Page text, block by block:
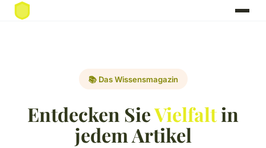
📚 Das Wissensmagazin
Entdecken SieVielfaltin
jedem Artikel